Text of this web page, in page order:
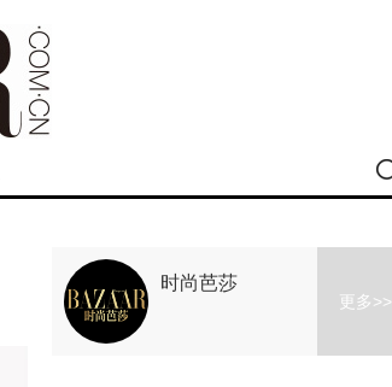
时尚芭莎
更多>>